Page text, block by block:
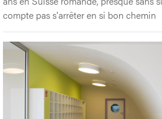
Publié le Lundi 22 juin 2026
ans en Suisse romande, presque sans
compte pas s'arrêter en si bon chemin